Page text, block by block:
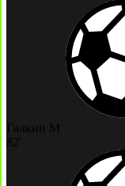
Галкин М
82'